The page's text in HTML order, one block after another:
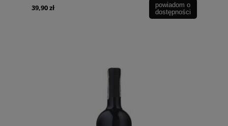
39,90 zł
powiadom o
dostępności